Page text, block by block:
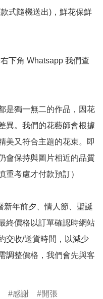
式隨機送出)，鮮花保鮮
下角 Whatsapp 我們查
是獨一無二的作品，因花
異。我們的花藝師會根據
美又符合主題的花束。即
會保持與圖片相近的品質
重考慮才付款預訂）
新年前夕、情人節、聖誕
終價格以訂單確認時網站
交收/送貨時間，以減少
調整價格，我們會先與客
感謝
開張